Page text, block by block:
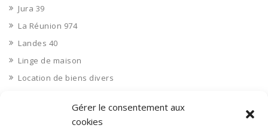
Gérer le consentement aux
cookies
Jura 39
La Réunion 974
Landes 40
Linge de maison
Location de biens divers
Location matériel